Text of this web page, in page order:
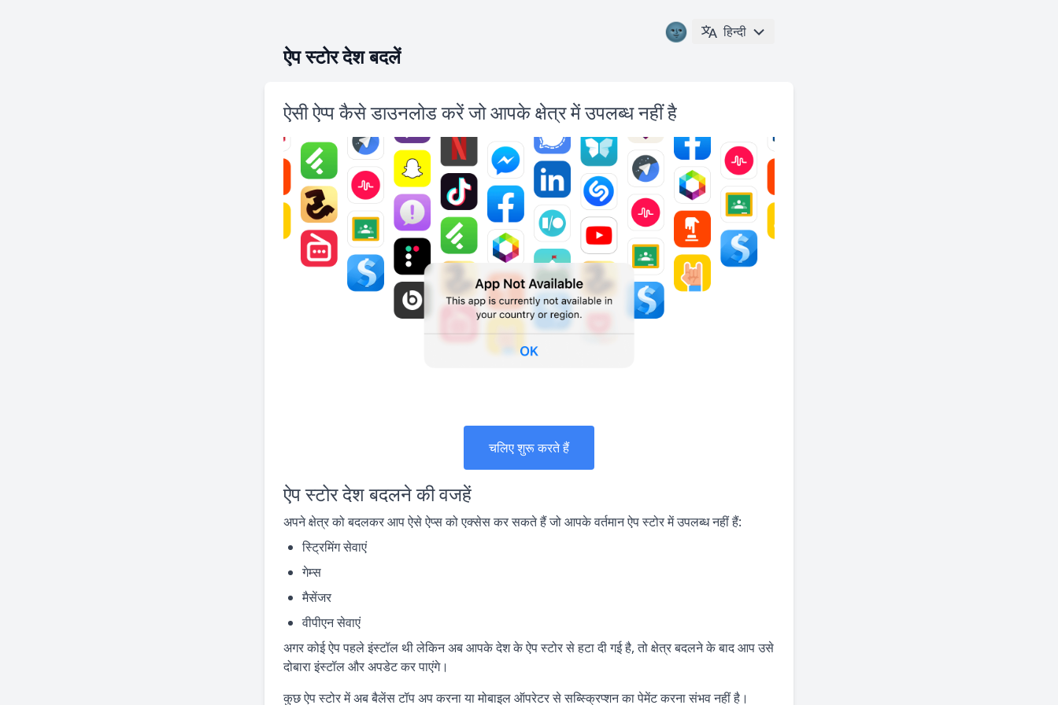
🌚 हिन्दी
ऐप स्टोर देश बदलें
ऐसी ऐप्प कैसे डाउनलोड करें जो आपके क्षेत्र में उपलब्ध नहीं है
चलिए शुरू करते हैं
ऐप स्टोर देश बदलने की वजहें
अपने क्षेत्र को बदलकर आप ऐसे ऐप्स को एक्सेस कर सकते हैं जो आपके वर्तमान ऐप स्टोर में उपलब्ध नहीं हैं:
स्ट्रिमिंग सेवाएं
गेम्स
मैसेंजर
वीपीएन सेवाएं
अगर कोई ऐप पहले इंस्टॉल थी लेकिन अब आपके देश के ऐप स्टोर से हटा दी गई है, तो क्षेत्र बदलने के बाद आप उसे
दोबारा इंस्टॉल और अपडेट कर पाएंगे।
कुछ ऐप स्टोर में अब बैलेंस टॉप अप करना या मोबाइल ऑपरेटर से सब्स्क्रिप्शन का पेमेंट करना संभव नहीं है।